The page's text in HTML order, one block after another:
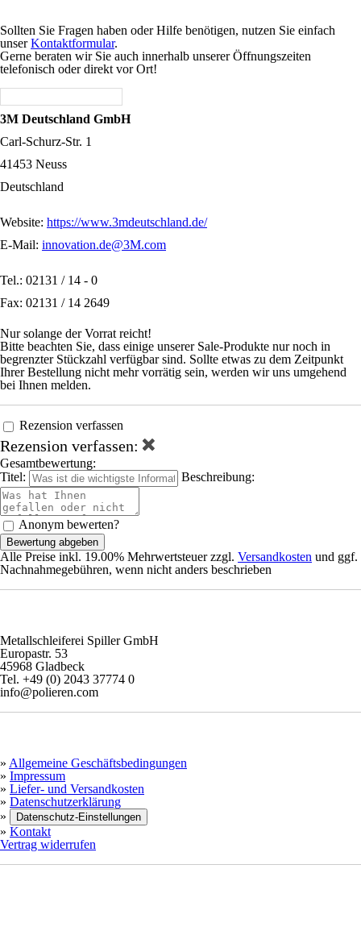
Sollten Sie Fragen haben oder Hilfe benötigen, nutzen Sie einfach
unserKontaktformular.
Gerne beraten wir Sie auch innerhalb unserer Öffnungszeiten
telefonisch oder direkt vor Ort!
3M Deutschland GmbH
Carl-Schurz-Str. 1
41453 Neuss
Deutschland
Website: https://www.3mdeutschland.de/
E-Mail: innovation.de@3M.com
Tel.: 02131 / 14 - 0
Fax: 02131 / 14 2649
Nur solange der Vorrat reicht!
Bitte beachten Sie, dass einige unserer Sale-Produkte nur noch in
begrenzter Stückzahl verfügbar sind. Sollte etwas zu dem Zeitpunkt
Ihrer Bestellung nicht mehr vorrätig sein, werden wir uns umgehend
bei Ihnen melden.
Rezension verfassen
Rezension verfassen:
Gesamtbewertung:
Titel:
Beschreibung:
Anonym bewerten?
Bewertung abgeben
Alle Preise inkl. 19.00% Mehrwertsteuer zzgl. Versandkosten und ggf.
Nachnahmegebühren, wenn nicht anders beschrieben
Metallschleiferei Spiller GmbH
Europastr. 53
45968 Gladbeck
Tel. +49 (0) 2043 37774 0
info@polieren.com
» Allgemeine Geschäftsbedingungen
» Impressum
» Liefer- und Versandkosten
» Datenschutzerklärung
»
Datenschutz-Einstellungen
» Kontakt
Vertrag widerrufen